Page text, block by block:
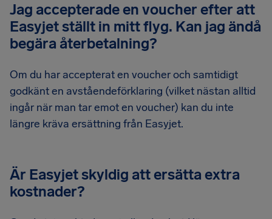
Jag accepterade en voucher efter att
Easyjet ställt in mitt flyg. Kan jag ändå
begära återbetalning?
Om du har accepterat en voucher och samtidigt
godkänt en avståendeförklaring (vilket nästan alltid
ingår när man tar emot en voucher) kan du inte
längre kräva ersättning från Easyjet.
Är Easyjet skyldig att ersätta extra
kostnader?